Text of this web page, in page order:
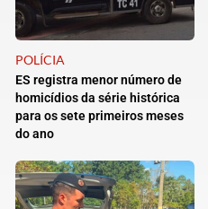
POLÍCIA
ES registra menor número de
homicídios da série histórica
para os sete primeiros meses
do ano